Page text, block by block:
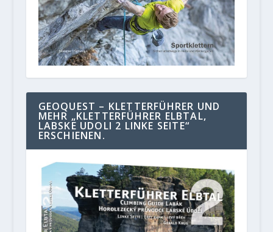
GEOQUEST – KLETTERFÜHRER UND
MEHR „KLETTERFÜHRER ELBTAL,
LABSKE UDOLI 2 LINKE SEITE“
ERSCHIENEN.